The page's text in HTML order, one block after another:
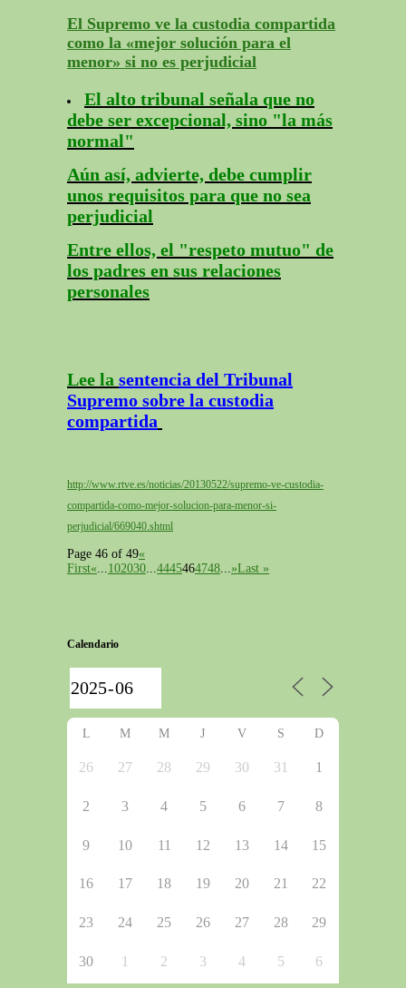
El Supremo ve la custodia compartida
como la «mejor solución para el
menor» si no es perjudicial
El alto tribunal señala que no
debe ser excepcional, sino "la más
normal"
Aún así, advierte, debe cumplir
unos requisitos para que no sea
perjudicial
Entre ellos, el "respeto mutuo" de
los padres en sus relaciones
personales
Lee la sentencia del Tribunal
Supremo sobre la custodia
compartida
http://www.rtve.es/noticias/20130522/supremo-ve-custodia-
compartida-como-mejor-solucion-para-menor-si-
perjudicial/669040.shtml
Page 46 of 49«
First« 102030 4445464748 »Last »
Calendario
L M M J V S D
26 27 28 29 30 31 1
2 3 4 5 6 7 8
9 10 11 12 13 14 15
16 17 18 19 20 21 22
23 24 25 26 27 28 29
30 1 2 3 4 5 6